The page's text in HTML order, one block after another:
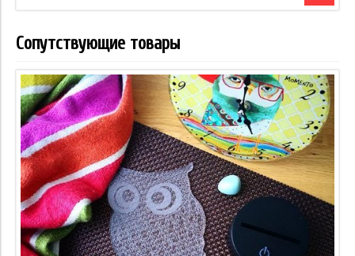
Сопутствующие товары